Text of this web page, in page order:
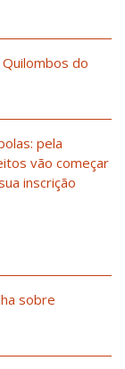
do
pela
vão começar
inscrição
sobre